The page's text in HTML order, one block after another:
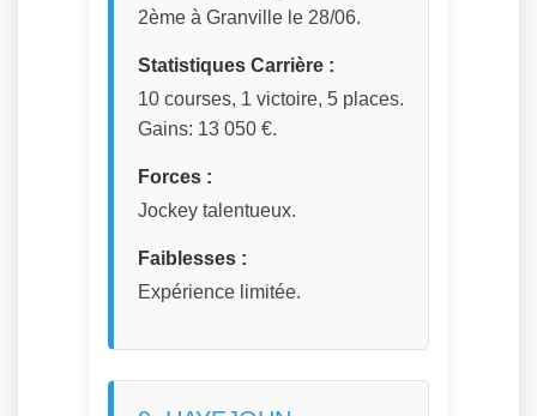
2ème à Granville le 28/06.
Statistiques Carrière :
10 courses, 1 victoire, 5 places.
Gains: 13 050 €.
Forces :
Jockey talentueux.
Faiblesses :
Expérience limitée.